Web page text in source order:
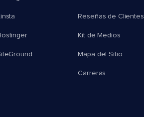
Reseñas de Clientes
Kit de Medios
Mapa del Sitio
Carreras